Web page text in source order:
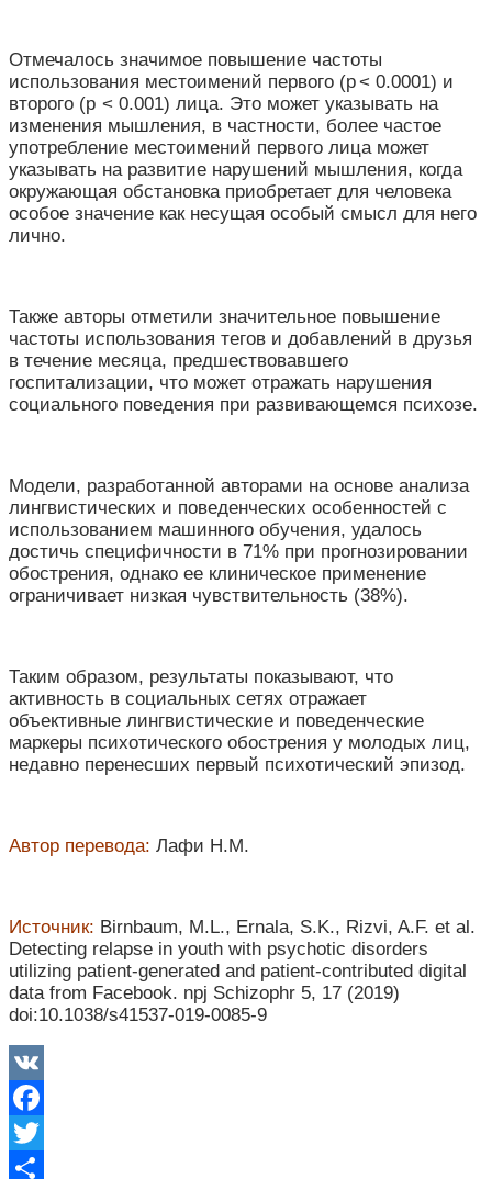
Отмечалось значимое повышение частоты
использования местоимений первого (p < 0.0001) и
второго (p < 0.001) лица. Это может указывать на
изменения мышления, в частности, более частое
употребление местоимений первого лица может
указывать на развитие нарушений мышления, когда
окружающая обстановка приобретает для человека
особое значение как несущая особый смысл для него
лично.
Также авторы отметили значительное повышение
частоты использования тегов и добавлений в друзья
в течение месяца, предшествовавшего
госпитализации, что может отражать нарушения
социального поведения при развивающемся психозе.
Модели, разработанной авторами на основе анализа
лингвистических и поведенческих особенностей с
использованием машинного обучения, удалось
достичь специфичности в 71% при прогнозировании
обострения, однако ее клиническое применение
ограничивает низкая чувствительность (38%).
Таким образом, результаты показывают, что
активность в социальных сетях отражает
объективные лингвистические и поведенческие
маркеры психотического обострения у молодых лиц,
недавно перенесших первый психотический эпизод.
Автор перевода: Лафи Н.М.
Источник: Birnbaum, M.L., Ernala, S.K., Rizvi, A.F. et al.
Detecting relapse in youth with psychotic disorders
utilizing patient-generated and patient-contributed digital
data from Facebook. npj Schizophr 5, 17 (2019)
doi:10.1038/s41537-019-0085-9
VK
Facebook
Twitter